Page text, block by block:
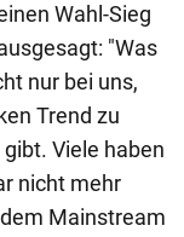
Wahl-Sieg
"Was
nur bei uns,
Trend zu
Viele haben
nicht mehr
Mainstream